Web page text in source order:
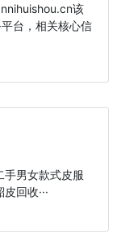
该
台，相关核心信
手男女款式皮服
回收···